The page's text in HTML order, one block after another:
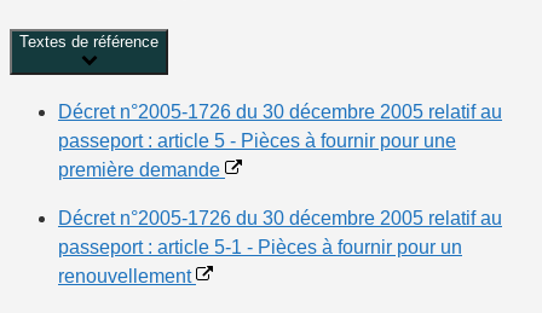
Textes de référence
Décret n°2005-1726 du 30 décembre 2005 relatif au
passeport : article 5 - Pièces à fournir pour une
première demande
Décret n°2005-1726 du 30 décembre 2005 relatif au
passeport : article 5-1 - Pièces à fournir pour un
renouvellement